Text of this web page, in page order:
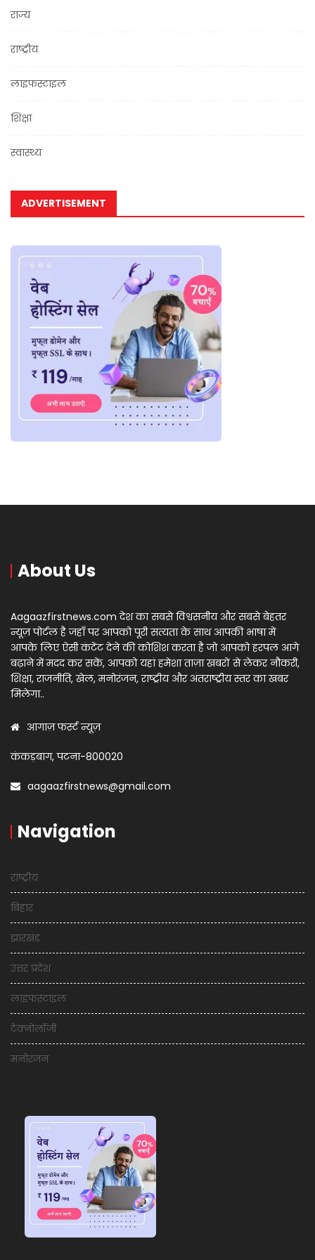
राज्य
राष्ट्रीय
लाइफस्टाइल
शिक्षा
स्वास्थ्य
ADVERTISEMENT
About Us
Aagaazfirstnews.com देश का सबसे विश्वसनीय और सबसे बेहतर
न्यूज़ पोर्टल है जहाँ पर आपको पूरी सत्यता के साथ आपकी भाषा में
आपके लिए ऐसी कंटेंट देने की कोशिश करता है जो आपको हरपल आगे
बढ़ाने में मदद कर सकें, आपको यहां हमेशा ताज़ा खबरों से लेकर नौकरी,
शिक्षा, राजनीति, खेल, मनोरंजन, राष्ट्रीय और अंतराष्ट्रीय स्तर का खबर
मिलेगा..
आगाज़ फर्स्ट न्यूज़
कंकड़बाग, पटना-800020
aagaazfirstnews@gmail.com
Navigation
राष्ट्रीय
बिहार
झारखंड
उत्तर प्रदेश
लाइफस्टाइल
टेक्नोलॉजी
मनोरंजन